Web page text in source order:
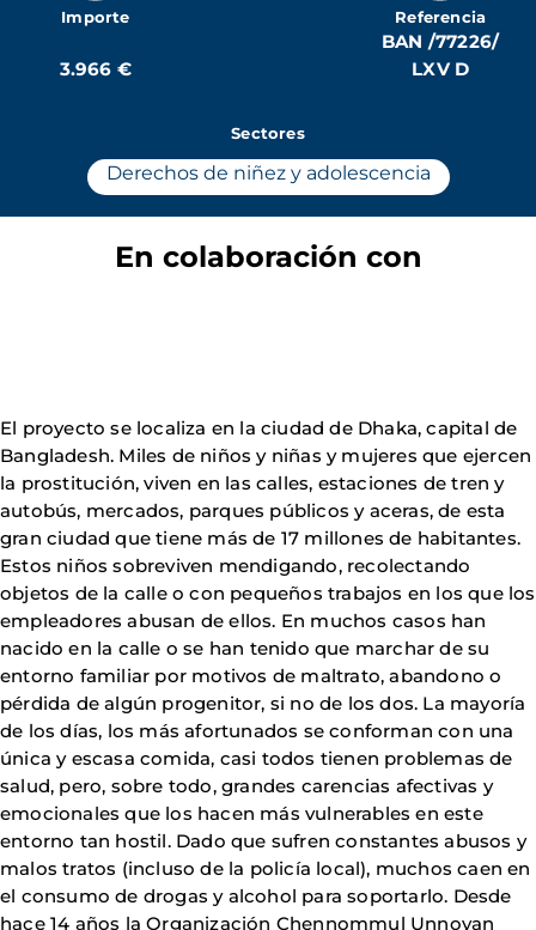
Importe
3.966 €
Referencia
BAN /77226/
LXV D
Sectores
Derechos de niñez y adolescencia
En colaboración con
El proyecto se localiza en la ciudad de Dhaka, capital de
Bangladesh. Miles de niños y niñas y mujeres que ejercen
la prostitución, viven en las calles, estaciones de tren y
autobús, mercados, parques públicos y aceras, de esta
gran ciudad que tiene más de 17 millones de habitantes.
Estos niños sobreviven mendigando, recolectando
objetos de la calle o con pequeños trabajos en los que los
empleadores abusan de ellos. En muchos casos han
nacido en la calle o se han tenido que marchar de su
entorno familiar por motivos de maltrato, abandono o
pérdida de algún progenitor, si no de los dos. La mayoría
de los días, los más afortunados se conforman con una
única y escasa comida, casi todos tienen problemas de
salud, pero, sobre todo, grandes carencias afectivas y
emocionales que los hacen más vulnerables en este
entorno tan hostil. Dado que sufren constantes abusos y
malos tratos (incluso de la policía local), muchos caen en
el consumo de drogas y alcohol para soportarlo. Desde
hace 14 años la Organización Chennommul Unnoyan